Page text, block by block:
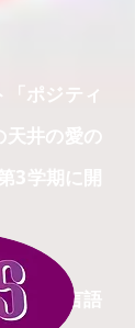
ポジティ
天井の愛の
3学期に開
包括的言語